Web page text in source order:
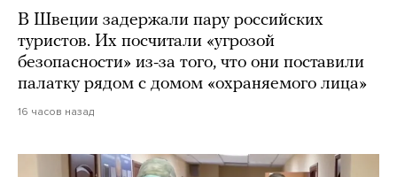
В Швеции задержали пару российских
туристов. Их посчитали «угрозой
безопасности» из-за того, что они поставили
палатку рядом с домом «охраняемого лица»
16 часов назад